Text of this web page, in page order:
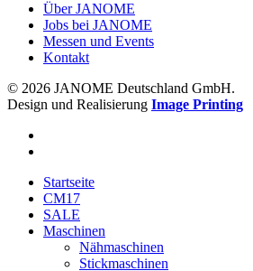
Über JANOME
Jobs bei JANOME
Messen und Events
Kontakt
© 2026 JANOME Deutschland GmbH.
Design und Realisierung Image Printing
Startseite
CM17
SALE
Maschinen
Nähmaschinen
Stickmaschinen